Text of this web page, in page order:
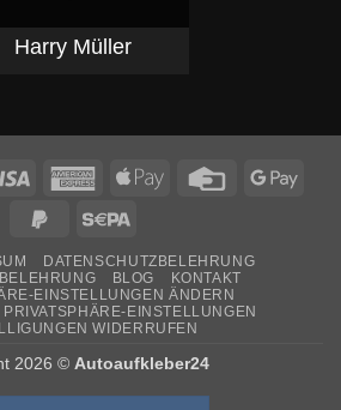
Harry Müller
Visa
AmericanApple
Credit
PayPal
DATENSCHUTZBELEHRUNG
BLOG
KONTAKT
EINSTELLUNGEN ÄNDERN
EINSTELLUNGEN
WIDERRUFEN
2026 © Autoaufkleber24